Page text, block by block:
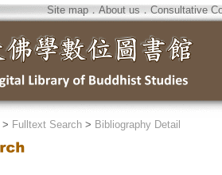
Site map．About us ． Consultative
> Fulltext Search > Bibliography Detail